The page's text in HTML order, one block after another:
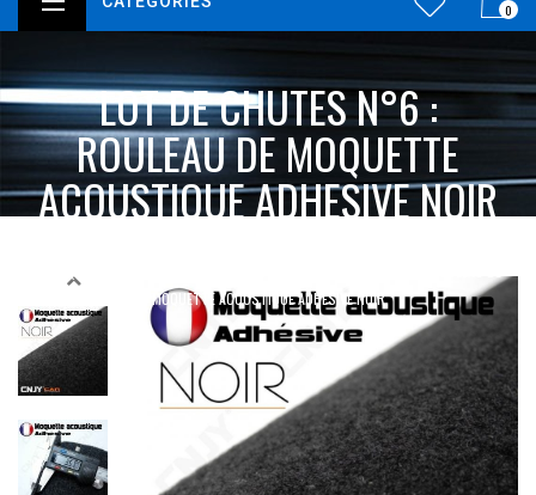
0
LOT DE CHUTES N°6 :
ROULEAU DE MOQUETTE
ACOUSTIQUE ADHESIVE NOIR
MOQUETTE ACOUSTIQUE ADHÉSIVE
MOQUETTE ACOUSTIQUE ADHESIVE NOIR